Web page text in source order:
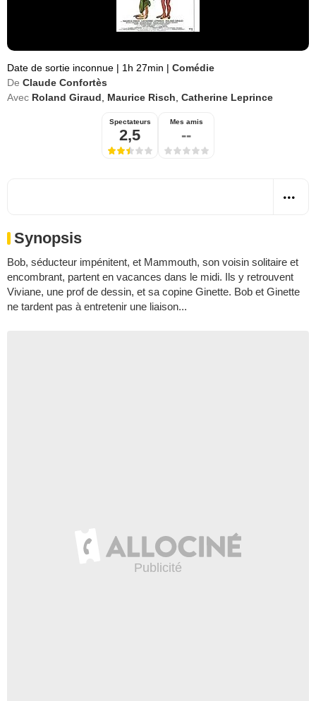
Date de sortie inconnue | 1h 27min | Comédie
De Claude Confortès
Avec Roland Giraud Maurice Risch Catherine Leprince
Spectateurs
2,5
Mes amis
--
Synopsis
Bob, séducteur impénitent, et Mammouth, son voisin solitaire et
encombrant, partent en vacances dans le midi. Ils y retrouvent
Viviane, une prof de dessin, et sa copine Ginette. Bob et Ginette
ne tardent pas à entretenir une liaison...